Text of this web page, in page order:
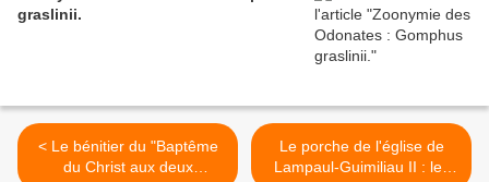
graslinii.
< Le bénitier du "Baptême
du Christ aux deux
Le porche de l'église de
Lampaul-Guimiliau II : les